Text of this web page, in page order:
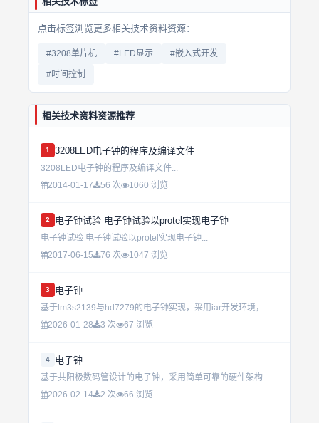
点击标签浏览更多相关技术资料资源：
#3208单片机 #LED显示 #嵌入式开发
#时间控制
相关技术资料资源推荐
1 3208LED电子钟的程序及编译文件
3208LED电子钟的程序及编译文件...
2014-01-17
56 次 1060 浏览
2 电子钟试验 电子钟试验以protel实现电子钟
电子钟试验 电子钟试验以protel实现电子钟...
2017-06-15
76 次 1047 浏览
3 电子钟
基于lm3s2139与hd7279的电子钟实现，采用iar开发环境，程序结构借鉴周立功《c51实战技巧》，具备稳定时钟显示与高效驱动逻辑，适用于嵌入式项目实践与教学参考。...
2026-01-28
3 次 67 浏览
4 电子钟
基于共阳极数码管设计的电子钟，采用简单可靠的硬件架构实现时间显示功能。支持按键调试，适合初学者了解时钟电路原理与调试方法。...
2026-02-14
2 次 66 浏览